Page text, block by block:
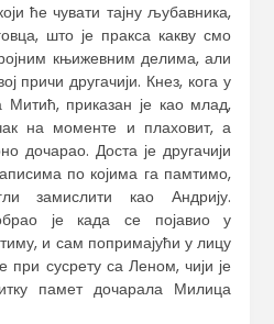
ће чувати тајну љубавника,
што је пракса какву смо
књижевним делима, али
причи другачији. Кнез, кога у
Митић, приказан је као млад,
на моменте и плаховит, а
дочарао. Доста је другачији
по којима га памтимо,
замислити као Андрију.
је када се појавио у
и сам попримајући у лицу
при сусрету са Леном, чији је
памет дочарала Милица